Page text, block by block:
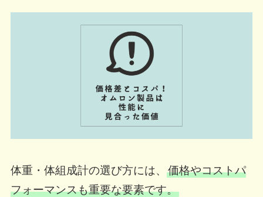
体重・体組成計の選び方には、 価格やコストパ
フォーマンスも重要な要素です。